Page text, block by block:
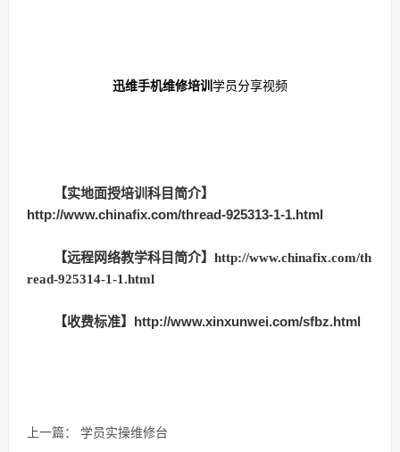
迅维手机维修培训学员分享视频
【实地面授培训科目简介】
http://www.chinafix.com/thread-925313-1-1.html
【远程网络教学科目简介】 http://www.chinafix.com/th
read-925314-1-1.html
【收费标准】 http://www.xinxunwei.com/sfbz.html
上一篇： 学员实操维修台